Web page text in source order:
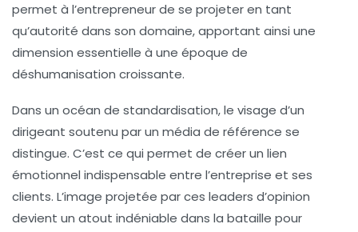
permet à l’entrepreneur de se projeter en tant
qu’autorité dans son domaine, apportant ainsi une
dimension essentielle à une époque de
déshumanisation croissante.
Dans un océan de standardisation, le visage d’un
dirigeant soutenu par un média de référence se
distingue. C’est ce qui permet de créer un lien
émotionnel indispensable entre l’entreprise et ses
clients. L’image projetée par ces leaders d’opinion
devient un atout indéniable dans la bataille pour